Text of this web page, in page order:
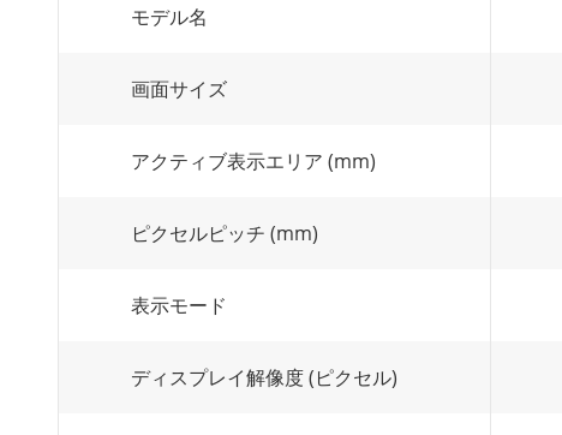
モデル名
画面サイズ
アクティブ表示エリア (mm)
ピクセルピッチ (mm)
表示モード
ディスプレイ解像度 (ピクセル)